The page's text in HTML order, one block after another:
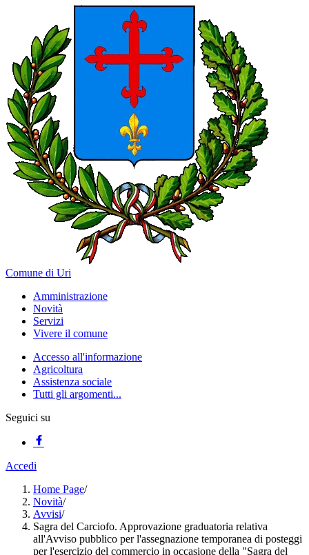
Comune di Uri
Amministrazione
Novità
Servizi
Vivere il comune
Accesso all'informazione
Agricoltura
Assistenza sociale
Tutti gli argomenti...
Seguici su
Accedi
Home Page/
Novità/
Avvisi/
Sagra del Carciofo. Approvazione graduatoria relativa
all'Avviso pubblico per l'assegnazione temporanea di posteggi
per l'esercizio del commercio in occasione della "Sagra del